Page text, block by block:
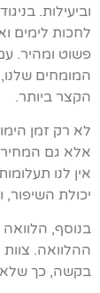
וביעילות.
לחכות לימים
פשוט ומהיר.
המומחים
הקצר ביותר.
לא רק זמן
אלא גם
אין לנו
יכולת השיפור,
בנוסף,
ההלוואה.
בקשה, כך שלא